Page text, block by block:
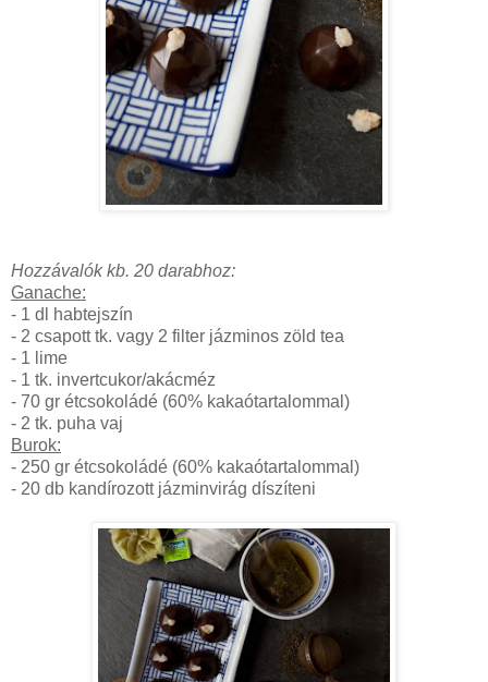
Hozzávalók kb. 20 darabhoz:
Ganache:
- 1 dl habtejszín
- 2 csapott tk. vagy 2 filter jázminos zöld tea
- 1 lime
- 1 tk. invertcukor/akácméz
- 70 gr étcsokoládé (60% kakaótartalommal)
- 2 tk. puha vaj
Burok:
- 250 gr étcsokoládé (60% kakaótartalommal)
- 20 db kandírozott jázminvirág díszíteni